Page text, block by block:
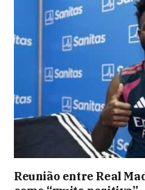
Reunião entre Real